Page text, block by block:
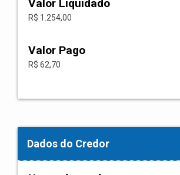
Valor Liquidado
R$ 1.254,00
Valor Pago
R$ 62,70
Dados do Credor